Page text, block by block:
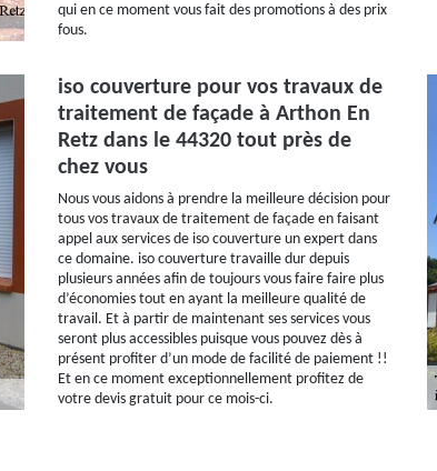
qui en ce moment vous fait des promotions à des prix
fous.
iso couverture pour vos travaux de
traitement de façade à Arthon En
Retz dans le 44320 tout près de
chez vous
Nous vous aidons à prendre la meilleure décision pour
tous vos travaux de traitement de façade en faisant
appel aux services de iso couverture un expert dans
ce domaine. iso couverture travaille dur depuis
plusieurs années afin de toujours vous faire faire plus
d’économies tout en ayant la meilleure qualité de
travail. Et à partir de maintenant ses services vous
seront plus accessibles puisque vous pouvez dès à
présent profiter d’un mode de facilité de paiement !!
Et en ce moment exceptionnellement profitez de
votre devis gratuit pour ce mois-ci.